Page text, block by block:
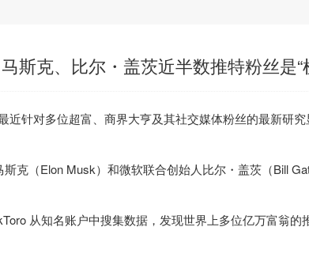
斯克、比尔・盖茨近半数推特粉丝是“
近针对多位超富、商界大亨及其社交媒体粉丝的最新研
克（Elon Musk）和微软联合创始人比尔・盖茨（Bill
从知名账户中搜集数据，发现世界上多位亿万富翁的